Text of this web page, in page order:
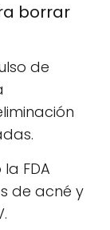
borrar
de
FDA
de acné y